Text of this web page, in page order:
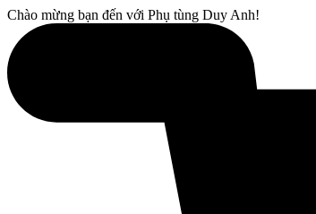
Chào mừng bạn đến với Phụ tùng Duy Anh!